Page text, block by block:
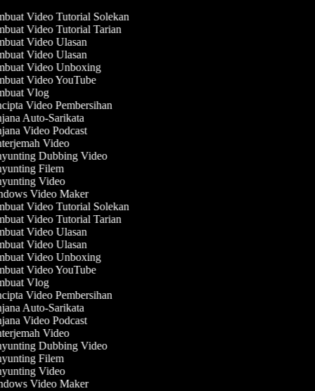
Video Tutorial Solekan
Video Tutorial Tarian
Video Ulasan
Video Ulasan
Video Unboxing
Video YouTube
Vlog
Video Pembersihan
Auto-Sarikata
Video Podcast
Video
Dubbing Video
Filem
Video
Video Maker
Video Tutorial Solekan
Video Tutorial Tarian
Video Ulasan
Video Ulasan
Video Unboxing
Video YouTube
Vlog
Video Pembersihan
Auto-Sarikata
Video Podcast
Video
Dubbing Video
Filem
Video
Video Maker